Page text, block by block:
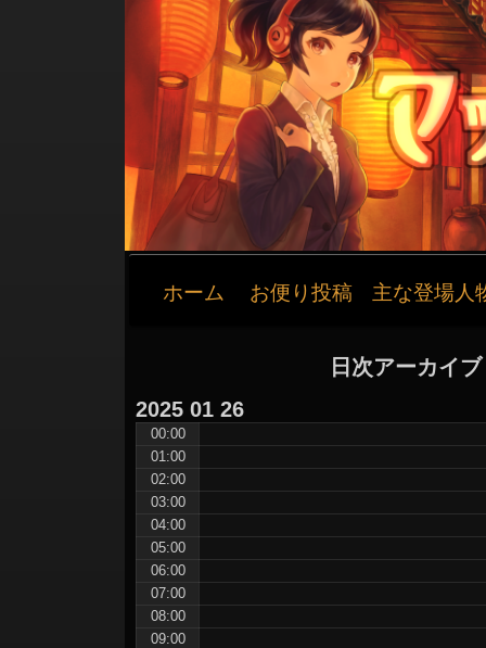
ゲ
シ
ョ
ン
ホーム お便り投稿 主な登場人
日次アーカイブ
2025 01 26
00:00
01:00
02:00
03:00
04:00
05:00
06:00
07:00
08:00
09:00